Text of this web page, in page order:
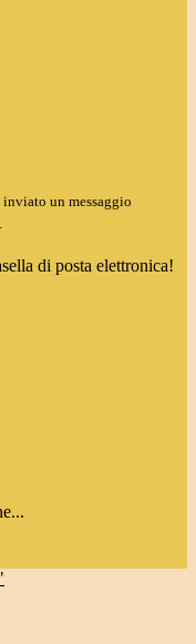
inviato un messaggio
di posta elettronica!